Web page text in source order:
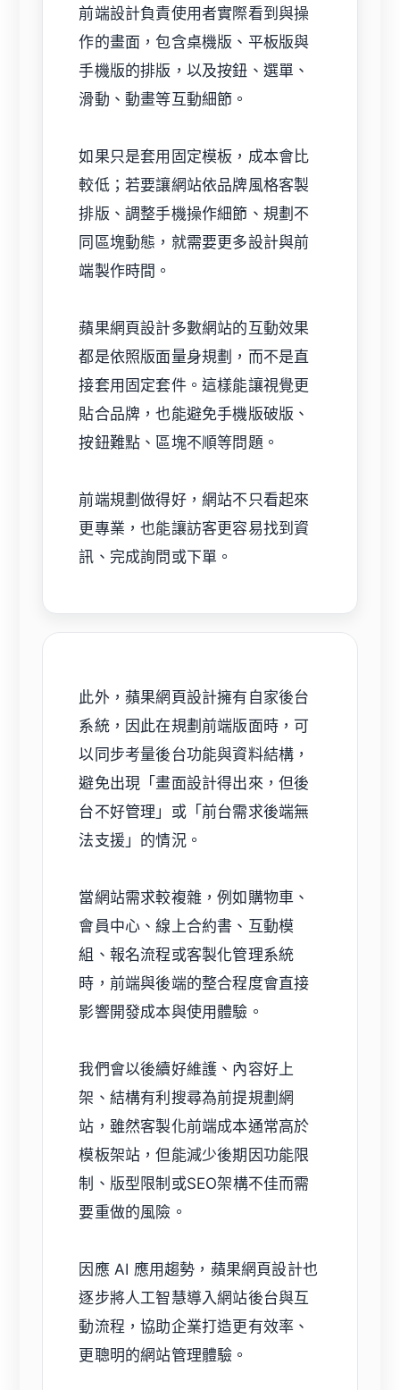
前端設計負責使用者實際看到與操
作的畫面，包含桌機版、平板版與
手機版的排版，以及按鈕、選單、
滑動、動畫等互動細節。
如果只是套用固定模板，成本會比
較低；若要讓網站依品牌風格客製
排版、調整手機操作細節、規劃不
同區塊動態，就需要更多設計與前
端製作時間。
蘋果網頁設計多數網站的互動效果
都是依照版面量身規劃，而不是直
接套用固定套件。這樣能讓視覺更
貼合品牌，也能避免手機版破版、
按鈕難點、區塊不順等問題。
前端規劃做得好，網站不只看起來
更專業，也能讓訪客更容易找到資
訊、完成詢問或下單。
此外，蘋果網頁設計擁有自家後台
系統，因此在規劃前端版面時，可
以同步考量後台功能與資料結構，
避免出現「畫面設計得出來，但後
台不好管理」或「前台需求後端無
法支援」的情況。
當網站需求較複雜，例如購物車、
會員中心、線上合約書、互動模
組、報名流程或客製化管理系統
時，前端與後端的整合程度會直接
影響開發成本與使用體驗。
我們會以後續好維護、內容好上
架、結構有利搜尋為前提規劃網
站，雖然客製化前端成本通常高於
模板架站，但能減少後期因功能限
制、版型限制或SEO架構不佳而需
要重做的風險。
因應 AI 應用趨勢，蘋果網頁設計也
逐步將人工智慧導入網站後台與互
動流程，協助企業打造更有效率、
更聰明的網站管理體驗。